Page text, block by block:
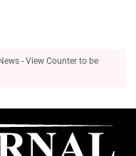
- View Counter to be